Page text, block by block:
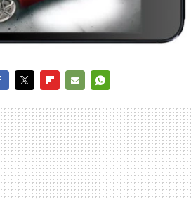
MAIL